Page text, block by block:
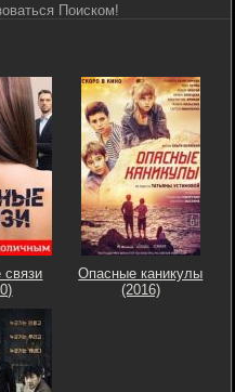
Поиском!
Опасные каникулы
(2016)